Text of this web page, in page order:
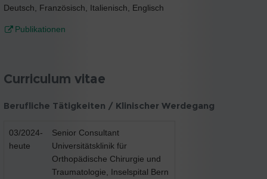
Deutsch, Französisch, Italienisch, Englisch
Publikationen
Curriculum vitae
Berufliche Tätigkeiten / Klinischer Werdegang
03/2024-
heute
Senior Consultant
Universitätsklinik für
Orthopädische Chirurgie und
Traumatologie, Inselspital Bern